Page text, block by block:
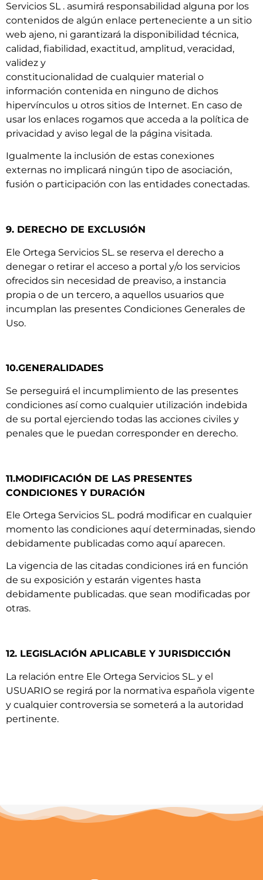
Servicios SL . asumirá responsabilidad alguna por los
contenidos de algún enlace perteneciente a un sitio
web ajeno, ni garantizará la disponibilidad técnica,
calidad, fiabilidad, exactitud, amplitud, veracidad,
validez y
constitucionalidad de cualquier material o
información contenida en ninguno de dichos
hipervínculos u otros sitios de Internet. En caso de
usar los enlaces rogamos que acceda a la política de
privacidad y aviso legal de la página visitada.
Igualmente la inclusión de estas conexiones
externas no implicará ningún tipo de asociación,
fusión o participación con las entidades conectadas.
9. DERECHO DE EXCLUSIÓN
Ele Ortega Servicios SL. se reserva el derecho a
denegar o retirar el acceso a portal y/o los servicios
ofrecidos sin necesidad de preaviso, a instancia
propia o de un tercero, a aquellos usuarios que
incumplan las presentes Condiciones Generales de
Uso.
10.GENERALIDADES
Se perseguirá el incumplimiento de las presentes
condiciones así como cualquier utilización indebida
de su portal ejerciendo todas las acciones civiles y
penales que le puedan corresponder en derecho.
11.MODIFICACIÓN DE LAS PRESENTES
CONDICIONES Y DURACIÓN
Ele Ortega Servicios SL. podrá modificar en cualquier
momento las condiciones aquí determinadas, siendo
debidamente publicadas como aquí aparecen.
La vigencia de las citadas condiciones irá en función
de su exposición y estarán vigentes hasta
debidamente publicadas. que sean modificadas por
otras.
12. LEGISLACIÓN APLICABLE Y JURISDICCIÓN
La relación entre Ele Ortega Servicios SL. y el
USUARIO se regirá por la normativa española vigente
y cualquier controversia se someterá a la autoridad
pertinente.